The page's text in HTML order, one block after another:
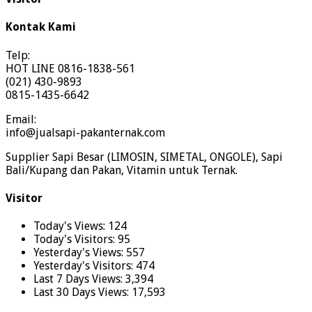
Kontak Kami
Telp:
HOT LINE 0816-1838-561
(021) 430-9893
0815-1435-6642
Email:
info@jualsapi-pakanternak.com
Supplier Sapi Besar (LIMOSIN, SIMETAL, ONGOLE), Sapi
Bali/Kupang dan Pakan, Vitamin untuk Ternak.
Visitor
Today's Views: 124
Today's Visitors: 95
Yesterday's Views: 557
Yesterday's Visitors: 474
Last 7 Days Views: 3,394
Last 30 Days Views: 17,593